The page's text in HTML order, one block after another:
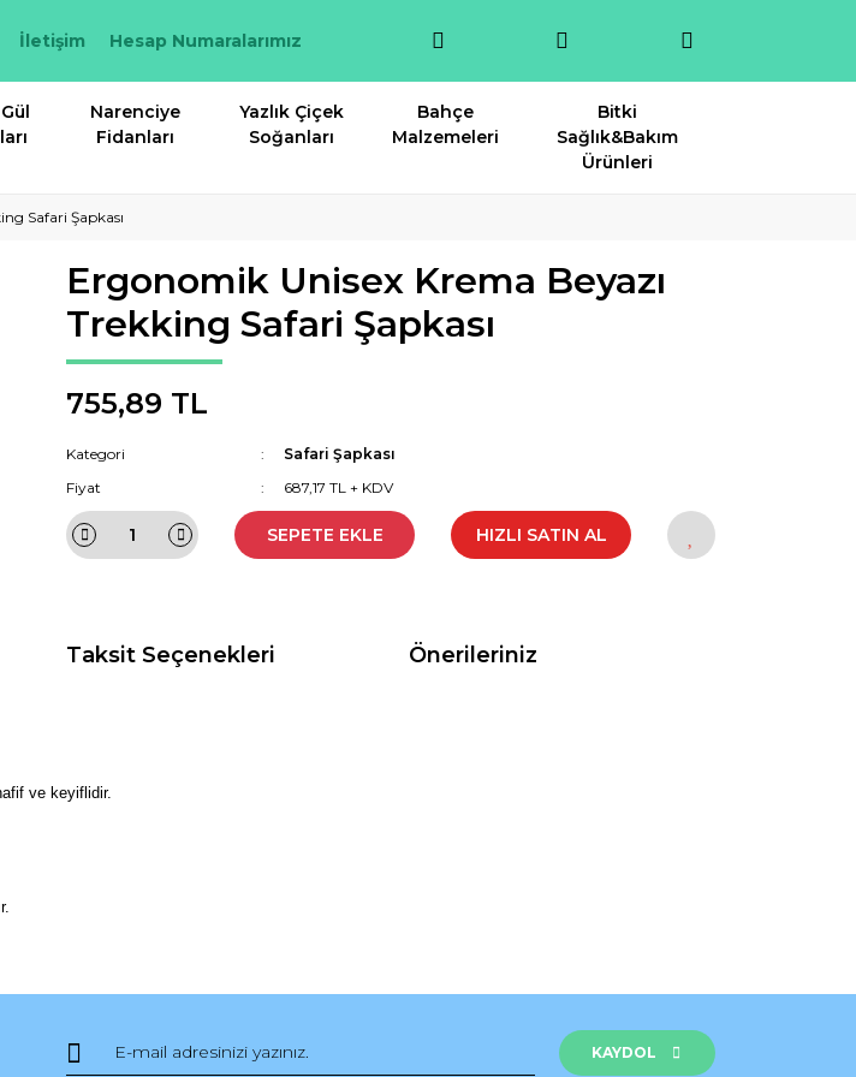
İletişim Hesap Numaralarımız
Narenciye
Fidanları
Yazlık Çiçek
Soğanları
Bahçe
Malzemeleri
Bitki
Sağlık&Bakım
Ürünleri
Safari Şapkası
Ergonomik Unisex Krema Beyazı
Trekking Safari Şapkası
755,89 TL
Kategori
Safari Şapkası
Fiyat
687,17 TL + KDV
SEPETE EKLE HIZLI SATIN AL
Taksit Seçenekleri Önerileriniz
ve keyiflidir.
KAYDOL